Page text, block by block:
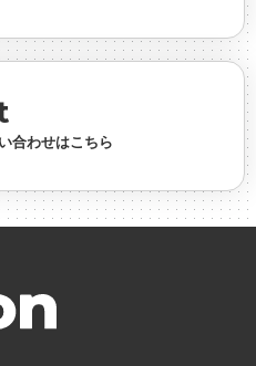
康優良法人 #入社式
#
#新卒採用
#歓迎会
#行事
合わせはこちら